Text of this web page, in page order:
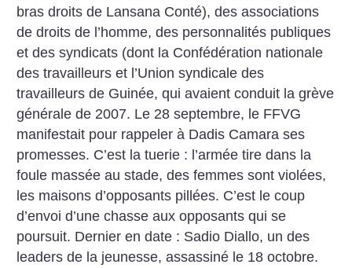
bras droits de Lansana Conté), des associations
de droits de l’homme, des personnalités publiques
et des syndicats (dont la Confédération nationale
des travailleurs et l’Union syndicale des
travailleurs de Guinée, qui avaient conduit la grève
générale de 2007. Le 28 septembre, le FFVG
manifestait pour rappeler à Dadis Camara ses
promesses. C’est la tuerie : l’armée tire dans la
foule massée au stade, des femmes sont violées,
les maisons d’opposants pillées. C’est le coup
d’envoi d’une chasse aux opposants qui se
poursuit. Dernier en date : Sadio Diallo, un des
leaders de la jeunesse, assassiné le 18 octobre.